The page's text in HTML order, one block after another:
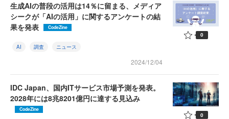
生成AIの普段の活用は14％に留まる、メディア
シークが「AIの活用」に関するアンケートの結
果を発表
CodeZine
AI 調査 ニュース
2024/12/04
0
IDC Japan、国内ITサービス市場予測を発表。
2028年には8兆8201億円に達する見込み
CodeZine
0